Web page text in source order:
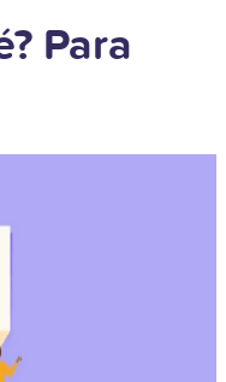
Para